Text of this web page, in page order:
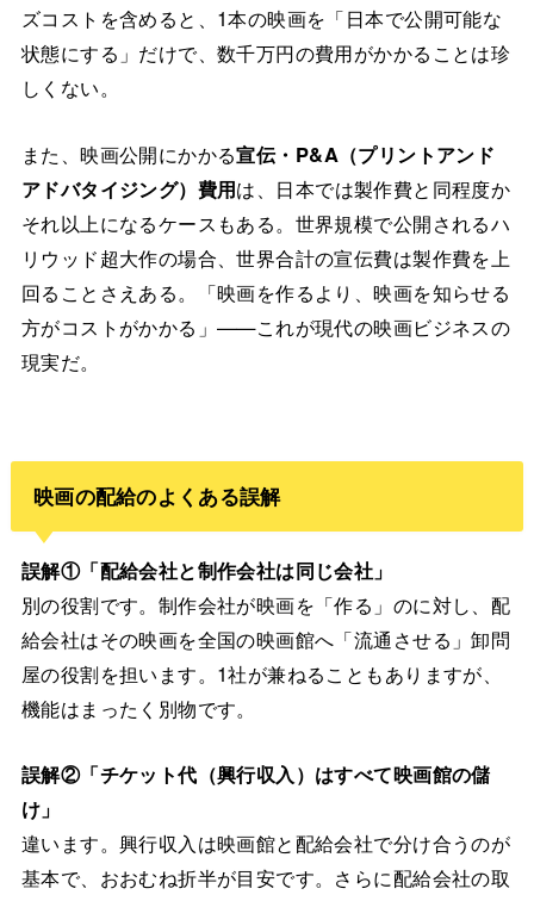
ズコストを含めると、1本の映画を「日本で公開可能な
状態にする」だけで、数千万円の費用がかかることは珍
しくない。
また、映画公開にかかる宣伝・P&A（プリントアンド
アドバタイジング）費用は、日本では製作費と同程度か
それ以上になるケースもある。世界規模で公開されるハ
リウッド超大作の場合、世界合計の宣伝費は製作費を上
回ることさえある。「映画を作るより、映画を知らせる
方がコストがかかる」——これが現代の映画ビジネスの
現実だ。
映画の配給のよくある誤解
誤解①「配給会社と制作会社は同じ会社」
別の役割です。制作会社が映画を「作る」のに対し、配
給会社はその映画を全国の映画館へ「流通させる」卸問
屋の役割を担います。1社が兼ねることもありますが、
機能はまったく別物です。
誤解②「チケット代（興行収入）はすべて映画館の儲
け」
違います。興行収入は映画館と配給会社で分け合うのが
基本で、おおむね折半が目安です。さらに配給会社の取